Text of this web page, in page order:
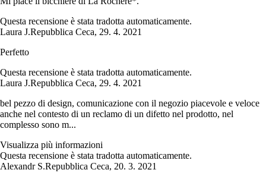
Questa recensione è stata tradotta automaticamente.
Laura J.Repubblica Ceca, 29. 4. 2021
Perfetto
Questa recensione è stata tradotta automaticamente.
Laura J.Repubblica Ceca, 29. 4. 2021
bel pezzo di design, comunicazione con il negozio piacevole e veloce
anche nel contesto di un reclamo di un difetto nel prodotto, nel
complesso sono m...
Visualizza più informazioni
Questa recensione è stata tradotta automaticamente.
Alexandr S.Repubblica Ceca, 20. 3. 2021